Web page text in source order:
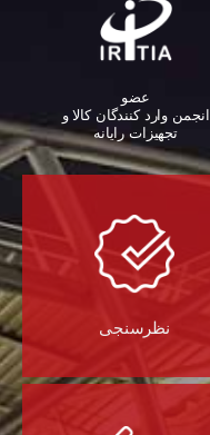
عضو
انجمن وارد کنندگان کالا و
تجهیزات رایانه‌
نظرسنجی